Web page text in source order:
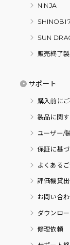
NINJA
SHINOBI
SUN
販売終了
サポート
購入前に
製品に関
ユーザー/
保証に基
よくある
評価機貸出
お問い合
ダウンロー
修理依頼